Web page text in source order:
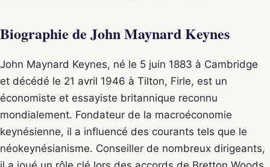
Biographie de John Maynard Keynes
John Maynard Keynes, né le 5 juin 1883 à Cambridge
et décédé le 21 avril 1946 à Tilton, Firle, est un
économiste et essayiste britannique reconnu
mondialement. Fondateur de la macroéconomie
keynésienne, il a influencé des courants tels que le
néokeynésianisme. Conseiller de nombreux dirigeants,